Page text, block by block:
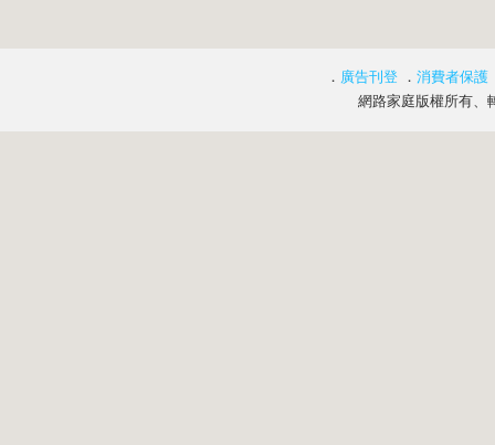
． 廣告刊登 ． 消費者保護
網路家庭版權所有、